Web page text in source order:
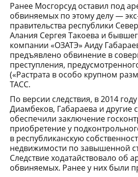
Ранее Мосгорсуд оставил под
обвиняемых по этому делу —
правительства республики
Алания Сергея Такоева и
компании «ОЗАТЭ» Аиду
предъявлено обвинение в
преступления,
(«Растрата в особо крупном
ТАСС.
По версии следствия, в 2014
Диамбеков, Габараева и другие
обеспечили заключение
приобретение у
в республиканскую
недвижимости по завышенной
Следствие ходатайствовало об
обвиняемых. Ранее у них были